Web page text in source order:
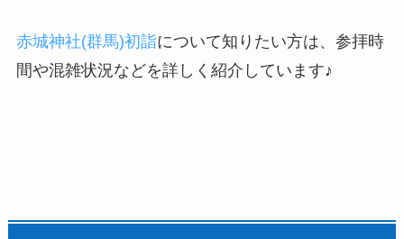
赤城神社(群馬)初詣について知りたい方は、参拝時
間や混雑状況などを詳しく紹介しています♪